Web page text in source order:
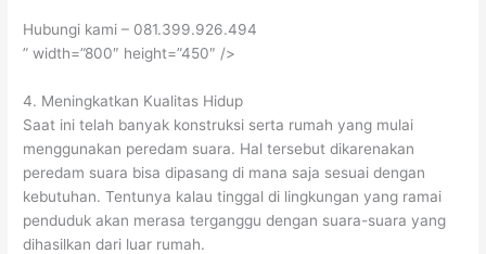
Hubungi kami – 081.399.926.494
” width=”800″ height=”450″ />
4. Meningkatkan Kualitas Hidup
Saat ini telah banyak konstruksi serta rumah yang mulai
menggunakan peredam suara. Hal tersebut dikarenakan
peredam suara bisa dipasang di mana saja sesuai dengan
kebutuhan. Tentunya kalau tinggal di lingkungan yang ramai
penduduk akan merasa terganggu dengan suara-suara yang
dihasilkan dari luar rumah.